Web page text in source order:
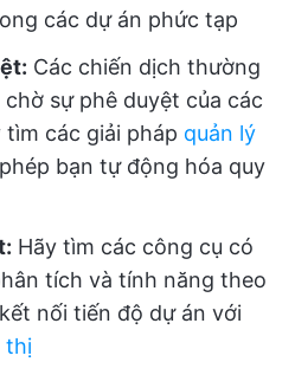
các dự án phức tạp
Các chiến dịch thường
sự phê duyệt của các
tìm các giải pháp quản lý
bạn tự động hóa quy
Hãy tìm các công cụ có
tích và tính năng theo
nối tiến độ dự án với
thị